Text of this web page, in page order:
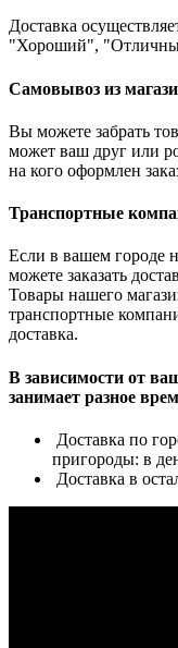
Доставка
"Хороший",
Самовывоз из
Вы можете забрать
может ваш друг или
на кого оформлен
Транспортные
Если в вашем городе
можете заказать
Товары нашего
транспортные
доставка.
В зависимости от
занимает разное
Доставка по
пригороды: в
Доставка в